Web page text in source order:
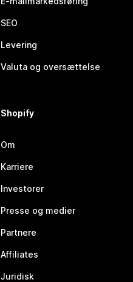
SEO
Levering
Valuta og oversættelse
Shopify
Om
Karriere
Investorer
Presse og medier
Partnere
Affiliates
Juridisk